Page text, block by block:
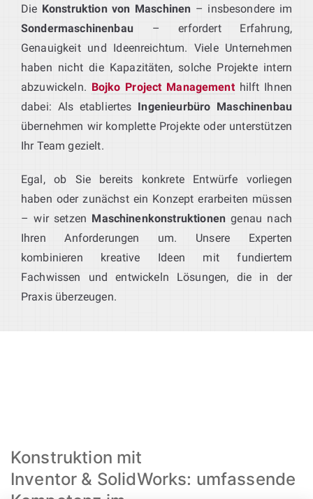
Die Konstruktion von Maschinen – insbesondere im
Sondermaschinenbau – erfordert Erfahrung,
Genauigkeit und Ideenreichtum. Viele Unternehmen
haben nicht die Kapazitäten, solche Projekte intern
abzuwickeln. Bojko Project Managementhilft Ihnen
dabei: Als etabliertes Ingenieurbüro Maschinenbau
übernehmen wir komplette Projekte oder unterstützen
Ihr Team gezielt.
Egal, ob Sie bereits konkrete Entwürfe vorliegen
haben oder zunächst ein Konzept erarbeiten müssen
– wir setzen Maschinenkonstruktionen genau nach
Ihren Anforderungen um. Unsere Experten
kombinieren kreative Ideen mit fundiertem
Fachwissen und entwickeln Lösungen, die in der
Praxis überzeugen.
Konstruktion mit
Inventor & SolidWorks: umfassende